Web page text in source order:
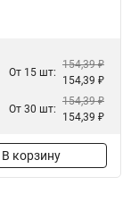
От 15 шт:
154,39 ₽
154,39 ₽
От 30 шт:
154,39 ₽
154,39 ₽
В корзину